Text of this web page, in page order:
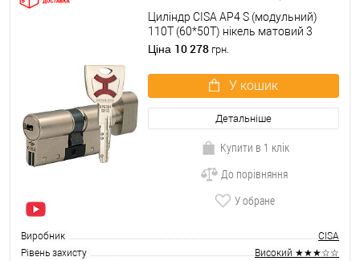
Циліндр CISA AP4 S (модульний)
110T (60*50T) нікель матовий 3
ключі
Ціна 10 278 грн.
У кошик
Детальніше
Купити в 1 клік
До порівняння
У обране
Виробник
CISA
Рівень захисту
Високий ★★★☆☆